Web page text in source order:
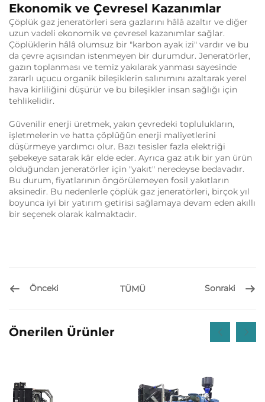
Ekonomik ve Çevresel Kazanımlar
Çöplük gaz jeneratörleri sera gazlarını hâlâ azaltır ve diğer
uzun vadeli ekonomik ve çevresel kazanımlar sağlar.
Çöplüklerin hâlâ olumsuz bir "karbon ayak izi" vardır ve bu
da çevre açısından istenmeyen bir durumdur. Jeneratörler,
gazın toplanması ve temiz yakılarak yanması sayesinde
zararlı uçucu organik bileşiklerin salınımını azaltarak yerel
hava kirliliğini düşürür ve bu bileşikler insan sağlığı için
tehlikelidir.
Güvenilir enerji üretmek, yakın çevredeki toplulukların,
işletmelerin ve hatta çöplüğün enerji maliyetlerini
düşürmeye yardımcı olur. Bazı tesisler fazla elektriği
şebekeye satarak kâr elde eder. Ayrıca gaz atık bir yan ürün
olduğundan jeneratörler için "yakıt" neredeyse bedavadır.
Bu durum, fiyatlarının öngörülemeyen fosil yakıtların
aksinedir. Bu nedenlerle çöplük gaz jeneratörleri, birçok yıl
boyunca iyi bir yatırım getirisi sağlamaya devam eden akıllı
bir seçenek olarak kalmaktadır.
Önceki TÜMÜ Sonraki
Önerilen Ürünler